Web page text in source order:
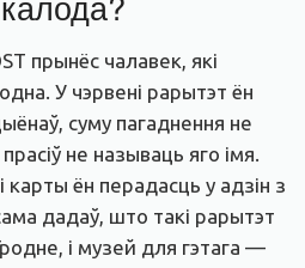
прынёс чалавек, які
У чэрвені рарытэт ён
суму пагаднення не
не называць яго імя.
карты ён перадасць у адзін з
дадаў, што такі рарытэт
і музей для гэтага —